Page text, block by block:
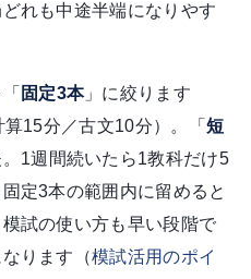
れも中途半端になりやす
固定3本」に絞ります
15分／古文10分）。「 短
。1週間続いたら1教科だけ5
定3本の範囲内に留めると
試の使い方も早い段階で
ります（模試活用のポイ